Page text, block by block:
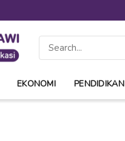
EKONOMI PENDIDIKAN